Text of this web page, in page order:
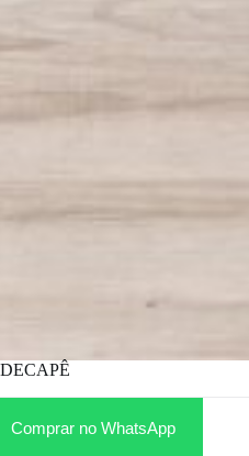
DECAPÊ
Comprar no WhatsApp